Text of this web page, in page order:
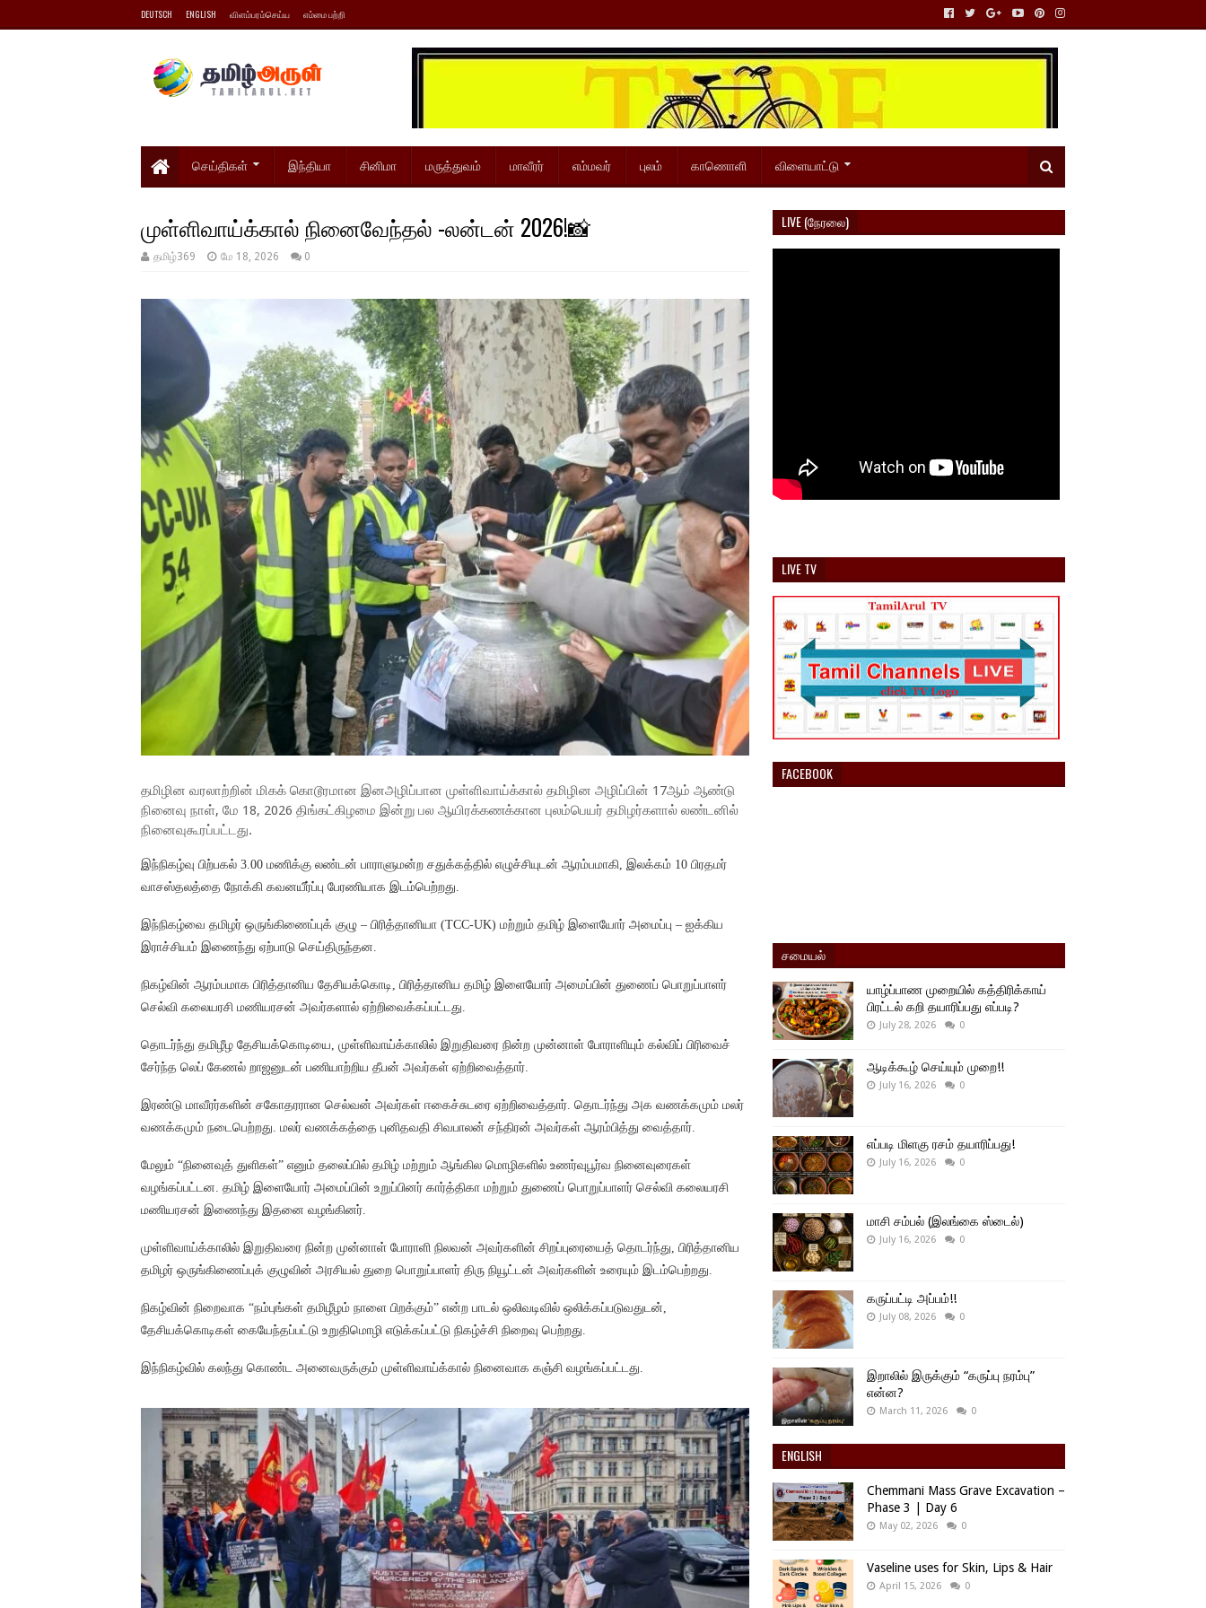
DEUTSCH ENGLISH விளம்பரம்செய்ய எம்மை பற்றி
செய்திகள் இந்தியா சினிமா மருத்துவம் மாவீரர் எம்மவர் புலம் காணொளி விளையாட்டு
முள்ளிவாய்க்கால் நினைவேந்தல் -லன்டன் 2026!📸
தமிழ்369 மே 18, 2026 0
தமிழின வரலாற்றின் மிகக் கொடூரமான இனஅழிப்பான முள்ளிவாய்க்கால் தமிழின அழிப்பின் 17ஆம் ஆண்டு
நினைவு நாள், மே 18, 2026 திங்கட்கிழமை இன்று பல ஆயிரக்கணக்கான புலம்பெயர் தமிழர்களால் லண்டனில்
நினைவுகூரப்பட்டது.
இந்நிகழ்வு பிற்பகல் 3.00 மணிக்கு லண்டன் பாராளுமன்ற சதுக்கத்தில் எழுச்சியுடன் ஆரம்பமாகி, இலக்கம் 10 பிரதமர்
வாசஸ்தலத்தை நோக்கி கவனயீர்ப்பு பேரணியாக இடம்பெற்றது.
இந்நிகழ்வை தமிழர் ஒருங்கிணைப்புக் குழு – பிரித்தானியா (TCC-UK) மற்றும் தமிழ் இளையோர் அமைப்பு – ஐக்கிய
இராச்சியம் இணைந்து ஏற்பாடு செய்திருந்தன.
நிகழ்வின் ஆரம்பமாக பிரித்தானிய தேசியக்கொடி, பிரித்தானிய தமிழ் இளையோர் அமைப்பின் துணைப் பொறுப்பாளர்
செல்வி கலையரசி மணியரசன் அவர்களால் ஏற்றிவைக்கப்பட்டது.
தொடர்ந்து தமிழீழ தேசியக்கொடியை, முள்ளிவாய்க்காலில் இறுதிவரை நின்ற முன்னாள் போராளியும் கல்விப் பிரிவைச்
சேர்ந்த லெப் கேணல் றாஜனுடன் பணியாற்றிய தீபன் அவர்கள் ஏற்றிவைத்தார்.
இரண்டு மாவீரர்களின் சகோதரரான செல்வன் அவர்கள் ஈகைச்சுடரை ஏற்றிவைத்தார். தொடர்ந்து அக வணக்கமும் மலர்
வணக்கமும் நடைபெற்றது. மலர் வணக்கத்தை புனிதவதி சிவபாலன் சந்திரன் அவர்கள் ஆரம்பித்து வைத்தார்.
மேலும் “நினைவுத் துளிகள்” எனும் தலைப்பில் தமிழ் மற்றும் ஆங்கில மொழிகளில் உணர்வுபூர்வ நினைவுரைகள்
வழங்கப்பட்டன. தமிழ் இளையோர் அமைப்பின் உறுப்பினர் கார்த்திகா மற்றும் துணைப் பொறுப்பாளர் செல்வி கலையரசி
மணியரசன் இணைந்து இதனை வழங்கினர்.
முள்ளிவாய்க்காலில் இறுதிவரை நின்ற முன்னாள் போராளி நிலவன் அவர்களின் சிறப்புரையைத் தொடர்ந்து, பிரித்தானிய
தமிழர் ஒருங்கிணைப்புக் குழுவின் அரசியல் துறை பொறுப்பாளர் திரு நியூட்டன் அவர்களின் உரையும் இடம்பெற்றது.
நிகழ்வின் நிறைவாக “நம்புங்கள் தமிழீழம் நாளை பிறக்கும்” என்ற பாடல் ஒலிவடிவில் ஒலிக்கப்படுவதுடன்,
தேசியக்கொடிகள் கையேந்தப்பட்டு உறுதிமொழி எடுக்கப்பட்டு நிகழ்ச்சி நிறைவு பெற்றது.
இந்நிகழ்வில் கலந்து கொண்ட அனைவருக்கும் முள்ளிவாய்க்கால் நினைவாக கஞ்சி வழங்கப்பட்டது.
LIVE (நேரலை)
LIVE TV
FACEBOOK
சமையல்
யாழ்ப்பாண முறையில் கத்திரிக்காய்
பிரட்டல் கறி தயாரிப்பது எப்படி?
July 28, 2026 0
ஆடிக்கூழ் செய்யும் முறை!!
July 16, 2026 0
எப்படி மிளகு ரசம் தயாரிப்பது!
July 16, 2026 0
மாசி சம்பல் (இலங்கை ஸ்டைல்)
July 16, 2026 0
கருப்பட்டி அப்பம்!!
July 08, 2026 0
இறாலில் இருக்கும் “கருப்பு நரம்பு”
என்ன?
March 11, 2026 0
ENGLISH
Chemmani Mass Grave Excavation –
Phase 3 | Day 6
May 02, 2026 0
Vaseline uses for Skin, Lips & Hair
April 15, 2026 0